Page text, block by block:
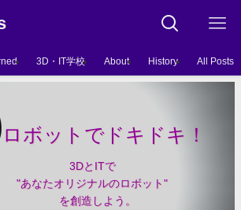
3D・IT学校 About History All Posts
トでドキドキ！
3DとITで
オリジナルのロボット"
を創造しよう。